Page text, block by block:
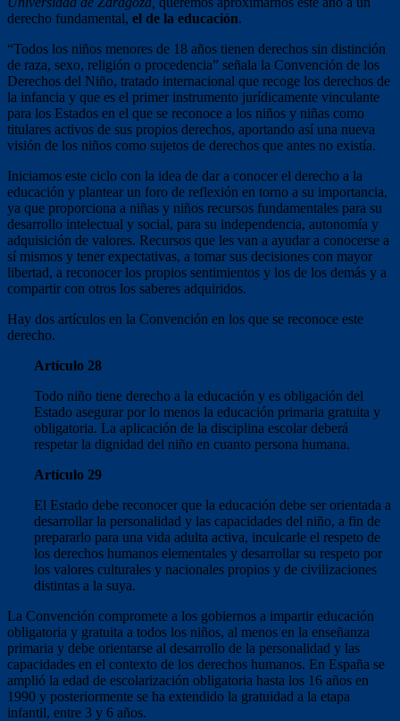
derecho fundamental, el de la educación.
“Todos los niños menores de 18 años tienen derechos sin distinción
de raza, sexo, religión o procedencia” señala la Convención de los
Derechos del Niño, tratado internacional que recoge los derechos de
la infancia y que es el primer instrumento jurídicamente vinculante
para los Estados en el que se reconoce a los niños y niñas como
titulares activos de sus propios derechos, aportando así una nueva
visión de los niños como sujetos de derechos que antes no existía.
Iniciamos este ciclo con la idea de dar a conocer el derecho a la
educación y plantear un foro de reflexión en torno a su importancia,
ya que proporciona a niñas y niños recursos fundamentales para su
desarrollo intelectual y social, para su independencia, autonomía y
adquisición de valores. Recursos que les van a ayudar a conocerse a
sí mismos y tener expectativas, a tomar sus decisiones con mayor
libertad, a reconocer los propios sentimientos y los de los demás y a
compartir con otros los saberes adquiridos.
Hay dos artículos en la Convención en los que se reconoce este
derecho.
Artículo 28
Todo niño tiene derecho a la educación y es obligación del
Estado asegurar por lo menos la educación primaria gratuita y
obligatoria. La aplicación de la disciplina escolar deberá
respetar la dignidad del niño en cuanto persona humana.
Artículo 29
El Estado debe reconocer que la educación debe ser orientada a
desarrollar la personalidad y las capacidades del niño, a fin de
prepararlo para una vida adulta activa, inculcarle el respeto de
los derechos humanos elementales y desarrollar su respeto por
los valores culturales y nacionales propios y de civilizaciones
distintas a la suya.
La Convención compromete a los gobiernos a impartir educación
obligatoria y gratuita a todos los niños, al menos en la enseñanza
primaria y debe orientarse al desarrollo de la personalidad y las
capacidades en el contexto de los derechos humanos. En España se
amplió la edad de escolarización obligatoria hasta los 16 años en
1990 y posteriormente se ha extendido la gratuidad a la etapa
infantil, entre 3 y 6 años.